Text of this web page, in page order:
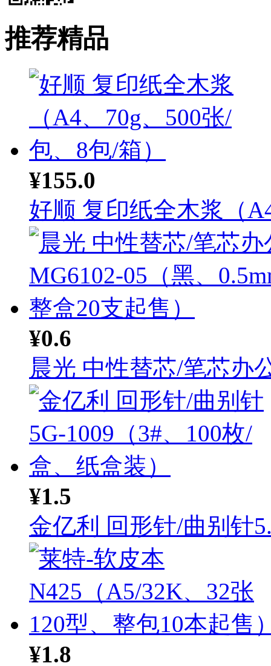
推荐精品
¥155.0
好顺 复印纸全木浆（
¥0.6
晨光 中性替芯/笔芯办
¥1.5
金亿利 回形针/曲别针
¥1.8